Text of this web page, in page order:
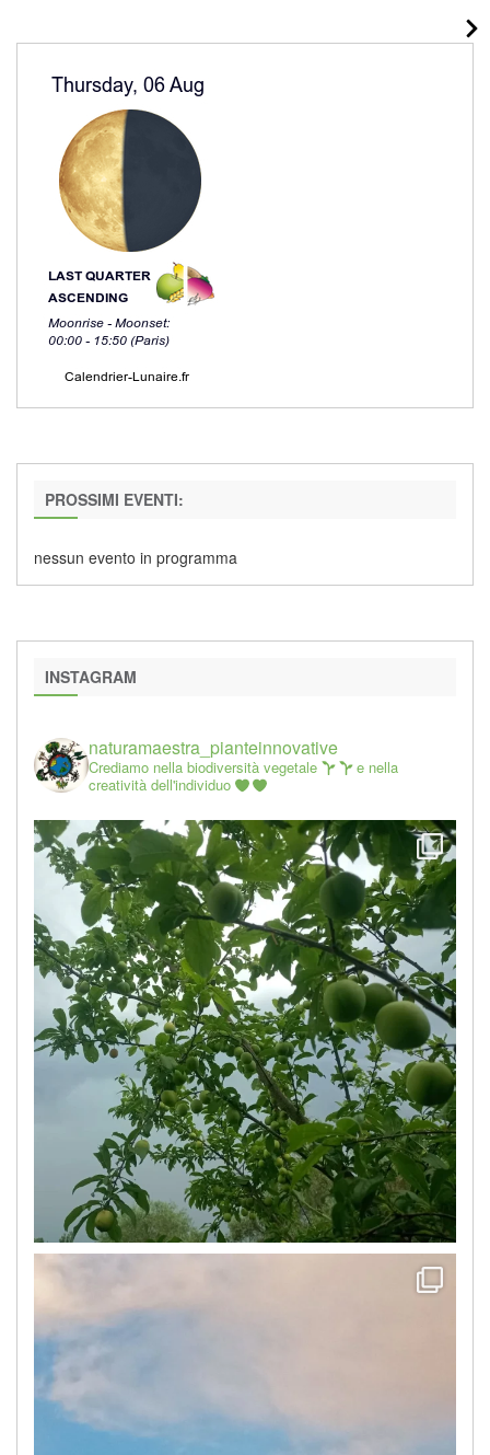
PROSSIMI EVENTI:
nessun evento in programma
INSTAGRAM
naturamaestra_pianteinnovative
Crediamo nella biodiversità vegetale
e nella
creatività dell'individuo